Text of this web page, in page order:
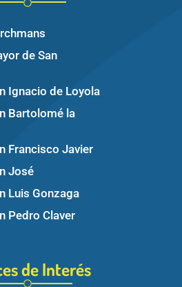
de San
Ignacio de Loyola
Bartolomé la
Francisco Javier
José
Luis Gonzaga
Pedro Claver
de Interés